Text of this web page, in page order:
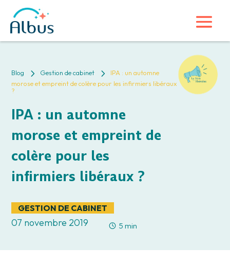
Blog 5 Gestion de cabinet 5
IPA : un automne
morose et empreint de colère pour les infirmiers libéraux
?
IPA : un automne
morose et empreint de
colère pour les
infirmiers libéraux ?
GESTION DE CABINET
07 novembre 2019 5 min